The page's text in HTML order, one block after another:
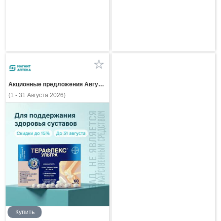
Акционные предложения Августа
(1 - 31 Августа 2026)
Купить